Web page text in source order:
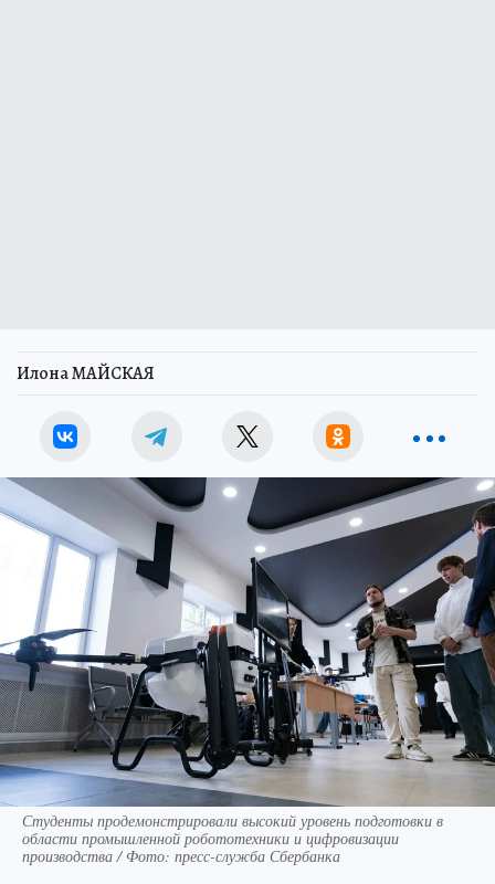
Илона МАЙСКАЯ
Студенты продемонстрировали высокий уровень подготовки в
области промышленной робототехники и цифровизации
производства / Фото: пресс-служба Сбербанка